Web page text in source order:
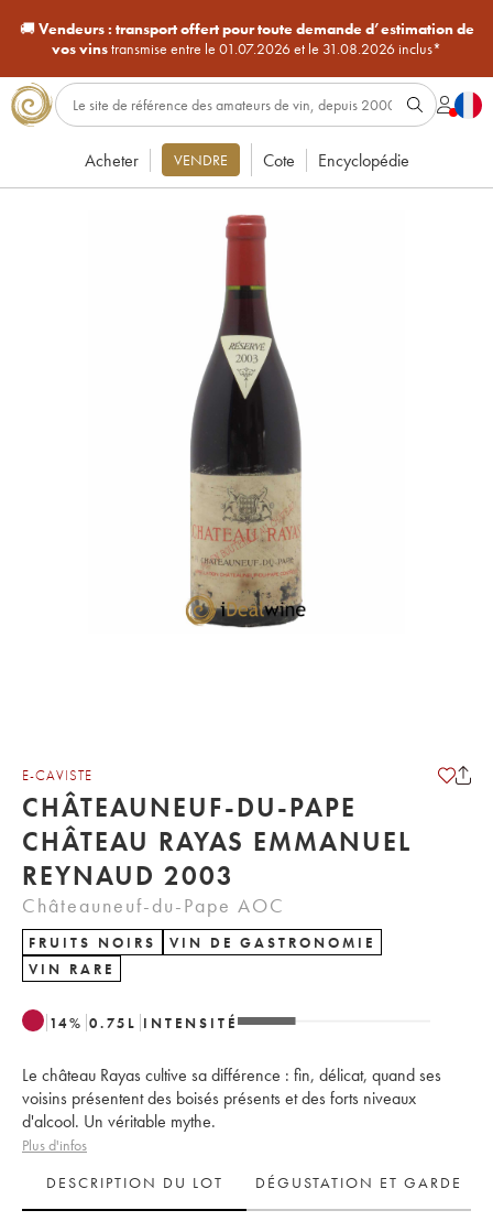
🚚Vendeurs : transport offert pour toute demande d’estimation de
vos vinstransmise entre le 01.07.2026 et le 31.08.2026 inclus*
Acheter VENDRE Cote Encyclopédie
E-CAVISTE
CHÂTEAUNEUF-DU-PAPE
CHÂTEAU RAYAS EMMANUEL
REYNAUD 2003
Châteauneuf-du-Pape AOC
FRUITS NOIRS
VIN DE GASTRONOMIE
VIN RARE
14% 0.75 L INTENSITÉ
Le château Rayas cultive sa différence : fin, délicat, quand ses
voisins présentent des boisés présents et des forts niveaux
d'alcool. Un véritable mythe.
Plus d'infos
DESCRIPTION DU LOT
DÉGUSTATION ET GARDE